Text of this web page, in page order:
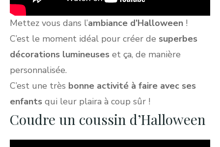
Mettez vous dans l’ambiance d’Halloween !
C’est le moment idéal pour créer de superbes
décorations lumineuses et ça, de manière
personnalisée.
C’est une très bonne activité à faire avec ses
enfants qui leur plaira à coup sûr !
Coudre un coussin d’Halloween